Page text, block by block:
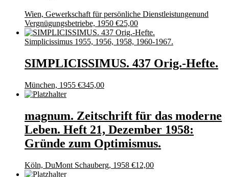
Wien, Gewerkschaft für persönliche Dienstleistungenund
Vergnügungsbetriebe, 1950 €25,00
Simplicissimus 1955, 1956, 1958, 1960-1967.
SIMPLICISSIMUS. 437 Orig.-Hefte.
München, 1955 €345,00
magnum. Zeitschrift für das moderne
Leben. Heft 21, Dezember 1958:
Gründe zum Optimismus.
Köln, DuMont Schauberg, 1958 €12,00